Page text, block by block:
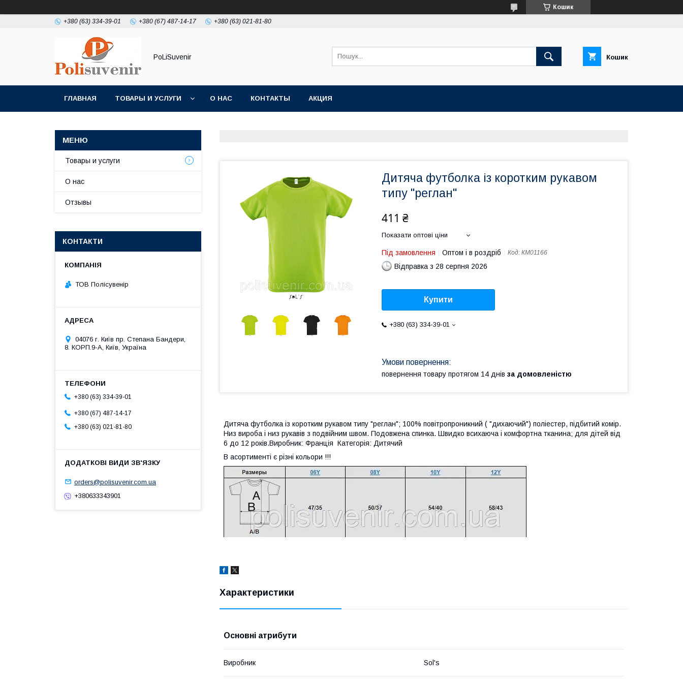
Кошик
+380 (63) 334-39-01 +380 (67) 487-14-17 +380 (63) 021-81-80
PoLiSuvenir Кошик
ГЛАВНАЯ ТОВАРЫ И УСЛУГИ О НАС КОНТАКТЫ АКЦИЯ
Дитяча футболка із коротким рукавом
типу "реглан"
411 ₴
Показати оптові ціни
Під замовлення Оптом і в роздріб Код: КМ01166
Відправка з 28 серпня 2026
Купити
+380 (63) 334-39-01
повернення товару протягом 14 днів за домовленістю
Дитяча футболка із коротким рукавом типу "реглан"; 100% повітропроникний ( "дихаючий") поліестер, підбитий комір.
Низ вироба і низ рукавів з подвійним швом. Подовжена спинка. Швидко всихаюча і комфортна тканина; для дітей від
6 до 12 років.Виробник: Франція Категорія: Дитячий
В асортименті є різні кольори !!!
Характеристики
Основні атрибути
Виробник Sol's
Товары и услуги
О нас
Отзывы
КОНТАКТИ
ТОВ Полісувенір
04076 г. Київ пр. Степана Бандери,
8. КОРП.9-А, Київ, Україна
+380 (63) 334-39-01
+380 (67) 487-14-17
+380 (63) 021-81-80
orders@polisuvenir.com.ua
+380633343901